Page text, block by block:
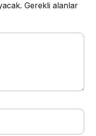
Gerekli alanlar